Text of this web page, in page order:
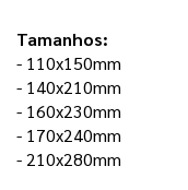
Tamanhos:
- 110x150mm
- 140x210mm
- 160x230mm
- 170x240mm
- 210x280mm